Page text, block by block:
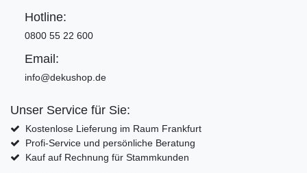
Hotline:
0800 55 22 600
Email:
info@dekushop.de
Unser Service für Sie:
Kostenlose Lieferung im Raum Frankfurt
Profi-Service und persönliche Beratung
Kauf auf Rechnung für Stammkunden